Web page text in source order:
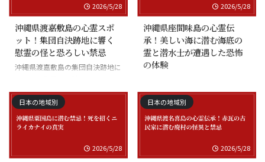
2026/5/28
沖縄県渡嘉敷島の心霊スポ
ット！集団自決跡地に響く
慰霊の怪と恐ろしい禁忌
沖縄県渡嘉敷島の集団自決跡地に
2026/5/28
沖縄県座間味島の心霊伝
承！美しい海に潜む海底の
霊と潜水士が遭遇した恐怖
の体験
士の怪談
日本の地域別
2026/5/28
日本の地域別
2026/5/28